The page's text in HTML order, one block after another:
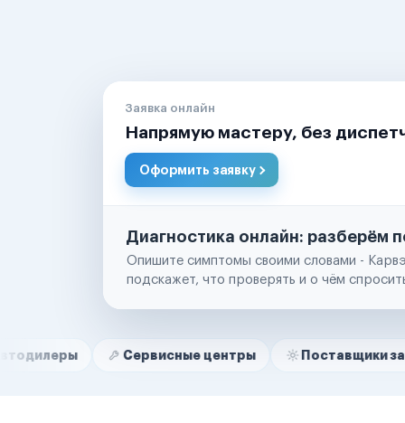
Заявка онлайн
Напрямую мастеру, без
Оформить заявку
Диагностика онлайн: разберём
Опишите симптомы своими словами -
подскажет, что проверять и о чём
Нам доверяют
Сервисные центры Поставщики запчастей
Маркетплейсы